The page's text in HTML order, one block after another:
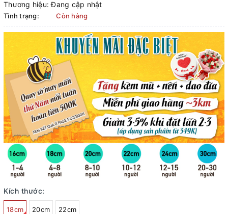
Thương hiệu: Đang cập nhật
Tình trạng: Còn hàng
Kích thước:
18cm 20cm 22cm